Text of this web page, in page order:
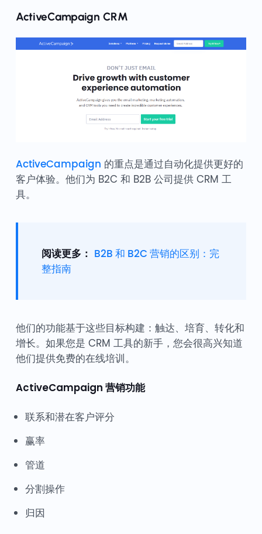
ActiveCampaign CRM
ActiveCampaign 的重点是通过自动化提供更好的
客户体验。他们为 B2C 和 B2B 公司提供 CRM 工
具。
阅读更多： B2B 和 B2C 营销的区别：完
整指南
他们的功能基于这些目标构建：触达、培育、转化和
增长。如果您是 CRM 工具的新手，您会很高兴知道
他们提供免费的在线培训。
ActiveCampaign 营销功能
联系和潜在客户评分
赢率
管道
分割操作
归因